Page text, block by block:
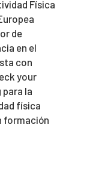
Física
de
en el
con
your
la
física
formación